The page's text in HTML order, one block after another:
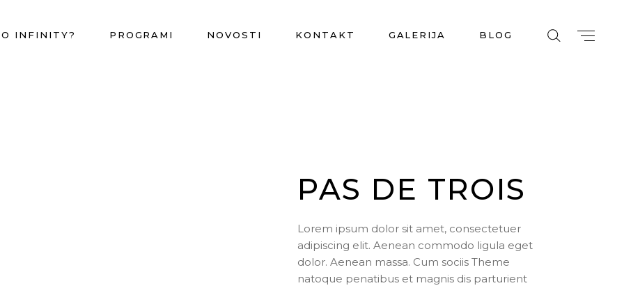
INFINITY? PROGRAMI NOVOSTI KONTAKT GALERIJA BLOG
PAS DE TROIS
Lorem ipsum dolor sit amet, consectetuer
adipiscing elit. Aenean commodo ligula eget
dolor. Aenean massa. Cum sociis Theme
natoque penatibus et magnis dis parturient